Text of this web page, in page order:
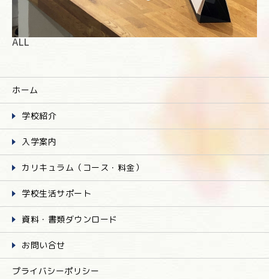
ALL
ホーム
学校紹介
入学案内
カリキュラム（コース・料金）
学校生活サポート
資料・書類ダウンロード
お問い合せ
プライバシーポリシー